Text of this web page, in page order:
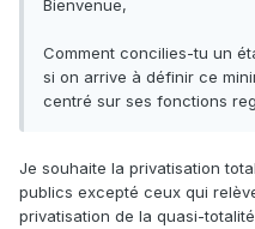
Bienvenue,
Comment concilies-tu un
si on arrive à définir ce
centré sur ses fonctions
Je souhaite la privatisation
publics excepté ceux qui
privatisation de la quasi-